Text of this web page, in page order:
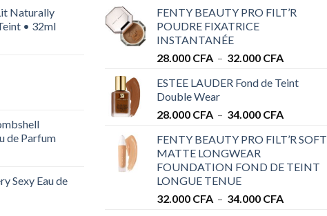
Naturally
• 32ml
de Parfum
Sexy Eau de
FENTY BEAUTY PRO FILT’R
POUDRE FIXATRICE
INSTANTANÉE
28.000 CFA – 32.000 CFAPlage
prix :
à
ESTEE LAUDER Fond de Teint
Double Wear
28.000 CFA – 34.000 CFAPlage
prix :
à
FENTY BEAUTY PRO FILT’R SOFT
MATTE LONGWEAR
FOUNDATION FOND DE TEINT
LONGUE TENUE
32.000 CFA – 34.000 CFAPlage